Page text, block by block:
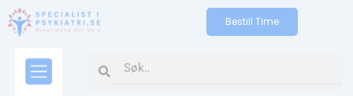
Skip
to
Bestill Time
Search